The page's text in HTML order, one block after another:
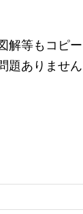
解等もコピ
題ありません